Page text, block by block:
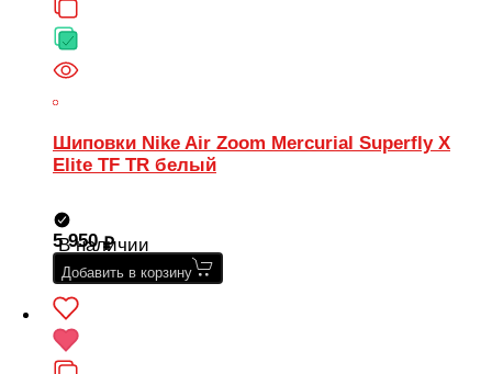
Шиповки Nike Air Zoom Mercurial Superfly X
Elite TF TR белый
В наличии
5 950
Добавить в корзину